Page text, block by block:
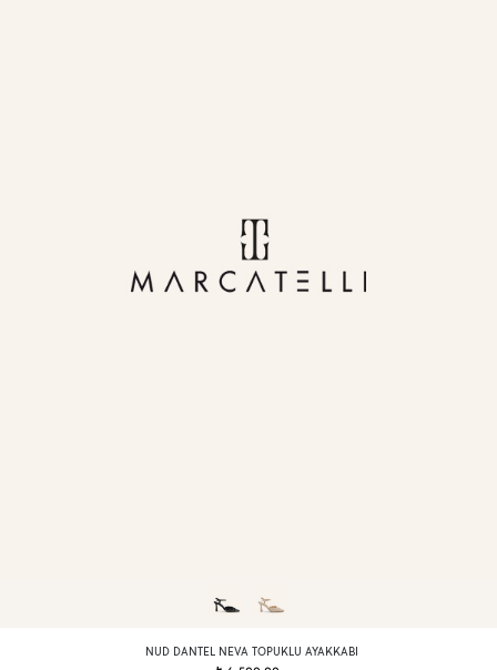
NUD DANTEL NEVA TOPUKLU AYAKKABI